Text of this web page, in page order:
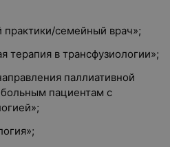
семейный врач»;
терапия в трансфузиологии»;
паллиативной
пациентам с